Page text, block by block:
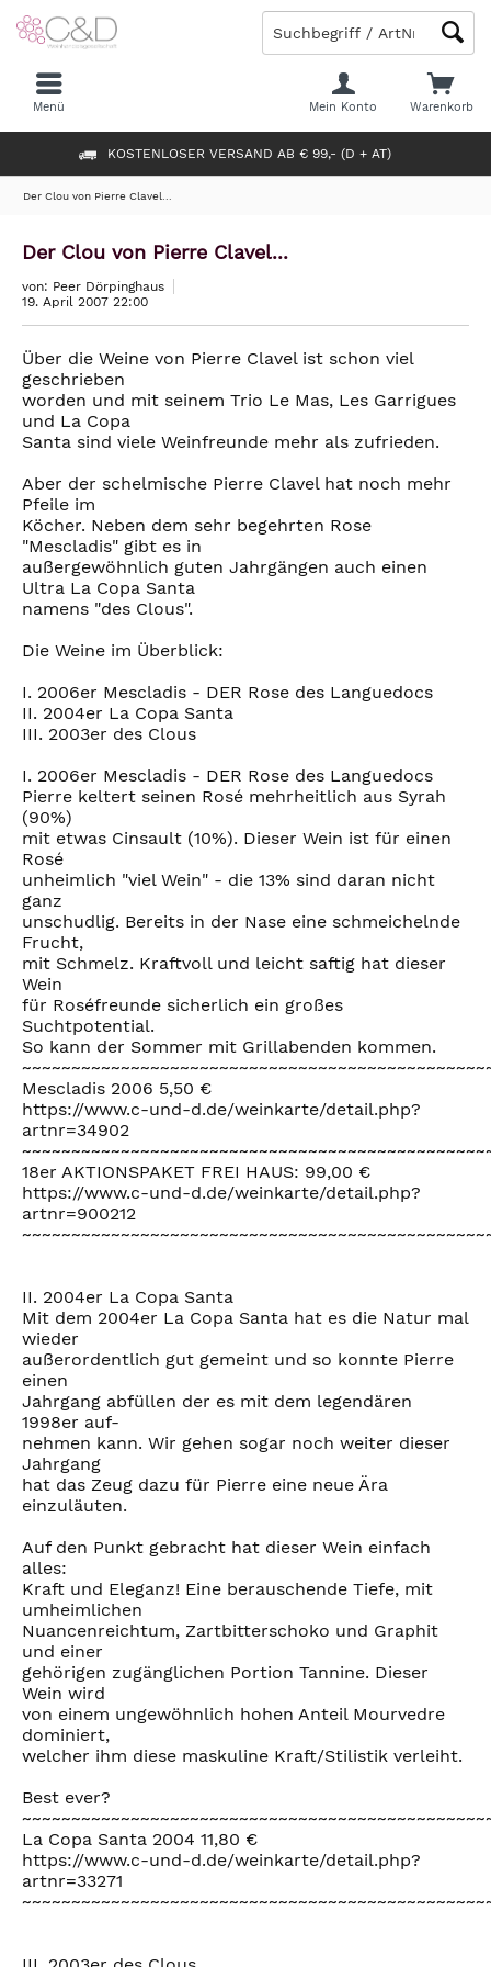
KOSTENLOSER VERSAND AB € 99,- (D + AT)
Warenkorb
Mein Konto
Menü
Der Clou von Pierre Clavel...
Der Clou von Pierre Clavel...
von: Peer Dörpinghaus
19. April 2007 22:00
Über die Weine von Pierre Clavel ist schon viel
geschrieben
worden und mit seinem Trio Le Mas, Les Garrigues
und La Copa
Santa sind viele Weinfreunde mehr als zufrieden.
Aber der schelmische Pierre Clavel hat noch mehr
Pfeile im
Köcher. Neben dem sehr begehrten Rose
"Mescladis" gibt es in
außergewöhnlich guten Jahrgängen auch einen
Ultra La Copa Santa
namens "des Clous".
Die Weine im Überblick:
I. 2006er Mescladis - DER Rose des Languedocs
II. 2004er La Copa Santa
III. 2003er des Clous
I. 2006er Mescladis - DER Rose des Languedocs
Pierre keltert seinen Rosé mehrheitlich aus Syrah
(90%)
mit etwas Cinsault (10%). Dieser Wein ist für einen
Rosé
unheimlich "viel Wein" - die 13% sind daran nicht
ganz
unschudlig. Bereits in der Nase eine schmeichelnde
Frucht,
mit Schmelz. Kraftvoll und leicht saftig hat dieser
Wein
für Roséfreunde sicherlich ein großes
Suchtpotential.
So kann der Sommer mit Grillabenden kommen.
Mescladis 2006 5,50 €
https://www.c-und-d.de/weinkarte/detail.php?
artnr=34902
18er AKTIONSPAKET FREI HAUS: 99,00 €
https://www.c-und-d.de/weinkarte/detail.php?
artnr=900212
II. 2004er La Copa Santa
Mit dem 2004er La Copa Santa hat es die Natur mal
wieder
außerordentlich gut gemeint und so konnte Pierre
einen
Jahrgang abfüllen der es mit dem legendären
1998er auf-
nehmen kann. Wir gehen sogar noch weiter dieser
Jahrgang
hat das Zeug dazu für Pierre eine neue Ära
einzuläuten.
Auf den Punkt gebracht hat dieser Wein einfach
alles:
Kraft und Eleganz! Eine berauschende Tiefe, mit
umheimlichen
Nuancenreichtum, Zartbitterschoko und Graphit
und einer
gehörigen zugänglichen Portion Tannine. Dieser
Wein wird
von einem ungewöhnlich hohen Anteil Mourvedre
dominiert,
welcher ihm diese maskuline Kraft/Stilistik verleiht.
Best ever?
La Copa Santa 2004 11,80 €
https://www.c-und-d.de/weinkarte/detail.php?
artnr=33271